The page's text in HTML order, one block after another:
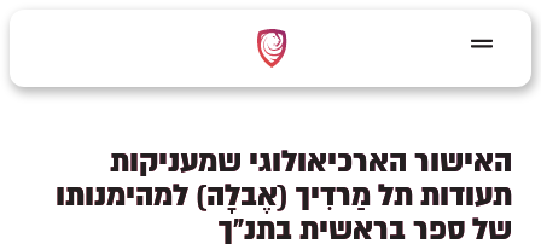
האישור הארכיאולוגי שמעניקות
תעודות תל מַרדִיך (אֶבלָה) למהימנותו
של ספר בראשית בתנ"ך